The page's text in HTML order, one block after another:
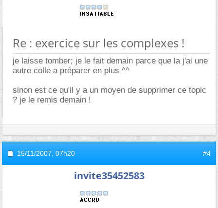
Re : exercice sur les complexes !
je laisse tomber; je le fait demain parce que la j'ai une
autre colle a préparer en plus ^^
sinon est ce qu'il y a un moyen de supprimer ce topic
? je le remis demain !
15/11/2007, 07h20 #4
invite35452583